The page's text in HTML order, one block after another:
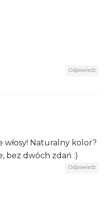
Odpowiedz
włosy! Naturalny kolor?
bez dwóch zdań :)
Odpowiedz